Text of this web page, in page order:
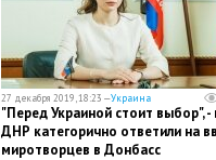
27 декабря 2019, 18:23 —Украина
"Перед Украиной стоит выбор", -
ДНР категорично ответили на
миротворцев в Донбасс